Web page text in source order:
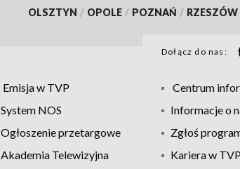
OLSZTYN / OPOLE / POZNAŃ / RZESZÓW
Dołącz do nas:
Emisja w TVP Centrum
System NOS Informacje o
Ogłoszenie przetargowe Zgłoś
Akademia Telewizyjna Kariera w TVP